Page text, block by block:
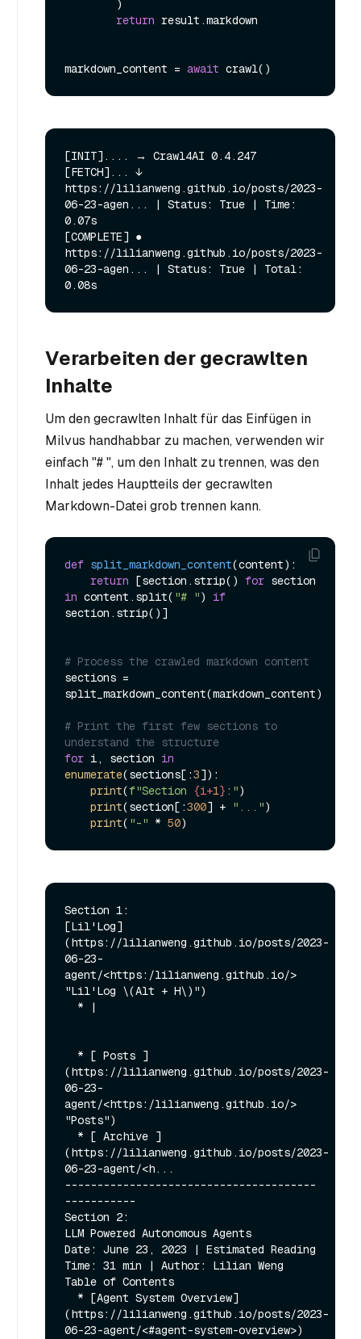
return result.markdown
markdown_content = await
[INIT].... → Crawl4AI 0.4.247
[FETCH]... ↓
https://lilianweng.github.io/posts/2023-
06-23-agen... | Status: True | Time:
0.07s
[COMPLETE] ●
https://lilianweng.github.io/posts/2023-
06-23-agen... | Status: True | Total:
Verarbeiten der gecrawlten
Inhalte
Um den gecrawlten Inhalt für das Einfügen in
Milvus handhabbar zu machen, verwenden wir
einfach "# ", um den Inhalt zu trennen, was den
Inhalt jedes Hauptteils der gecrawlten
Markdown-Datei grob trennen kann.
def split_markdown_content(content):
return [section.strip() for
in content.split( "# ") if
section.strip()]
# Process the crawled markdown content
sections =
split_markdown_content(markdown_content)
# Print the first few sections to
understand the structure
for i, section in
enumerate(sections[:3]):
print(f"Section {i+1} :")
print(section[:300] + "...")
print( "-" * 50
Section 1:
[Lil'Log]
(https://lilianweng.github.io/posts/2023-
06-23-
agent/<https:/lilianweng.github.io/>
"Lil'Log \(Alt + H\)")
(https://lilianweng.github.io/posts/2023-
06-23-
agent/<https:/lilianweng.github.io/>
"Posts")
(https://lilianweng.github.io/posts/2023-
06-23-agent/<h...
---------------------------------------
-----------
Section 2:
LLM Powered Autonomous Agents
Date: June 23, 2023 | Estimated Reading
Time: 31 min | Author: Lilian Weng
Table of Contents
(https://lilianweng.github.io/posts/2023-
06-23-agent/<#agent-system-overview>)